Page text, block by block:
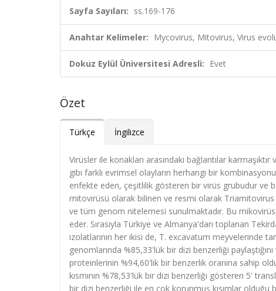
Sayfa Sayıları: ss.169-176
Anahtar Kelimeler: Mycovirus, Mitovirus, Virus
Dokuz Eylül Üniversitesi Adresli: Evet
Özet
Türkçe İngilizce
Virüsler ile konakları arasındaki bağlantılar
gibi farklı evrimsel olayların herhangi bir
enfekte eden, çeşitlilik gösteren bir virüs grubudur ve
mitovirüsü olarak bilinen ve resmi olarak Triamitovirus
ve tüm genom nitelemesi sunulmaktadır. Bu
eder. Sırasıyla Türkiye ve Almanya'dan toplanan
izolatlarının her ikisi de, T. excavatum meyvelerinde
genomlarında %85,33'lük bir dizi benzerliği
proteinlerinin %94,60'lık bir benzerlik oranına sahip
kısmının %78,53'lük bir dizi benzerliği gösteren 5'
bir dizi benzerliği ile en çok korunmuş kısımlar